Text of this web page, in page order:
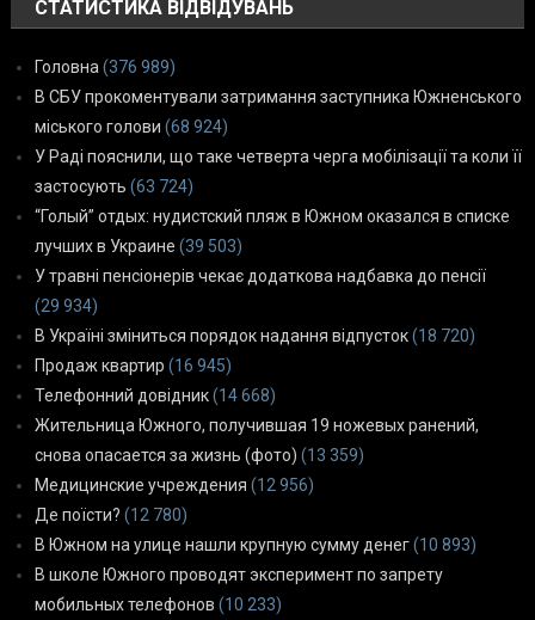
СТАТИСТИКА ВІДВІДУВАНЬ
Головна (376 989)
В СБУ прокоментували затримання заступника Южненського
міського голови (68 924)
У Раді пояснили, що таке четверта черга мобілізації та коли її
застосують (63 724)
“Голый” отдых: нудистский пляж в Южном оказался в списке
лучших в Украине (39 503)
У травні пенсіонерів чекає додаткова надбавка до пенсії
(29 934)
В Україні зміниться порядок надання відпусток(18 720)
Продаж квартир (16 945)
Телефонний довідник(14 668)
Жительница Южного, получившая 19 ножевых ранений,
снова опасается за жизнь (фото) (13 359)
Медицинские учреждения (12 956)
Де поїсти? (12 780)
В Южном на улице нашли крупную сумму денег(10 893)
В школе Южного проводят эксперимент по запрету
мобильных телефонов (10 233)